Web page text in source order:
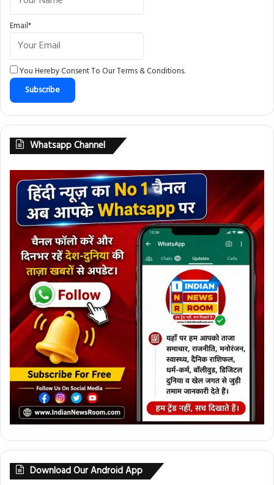
Email*
You Hereby Consent To OurTerms & Conditions.
Whatsapp Channel
Download Our Android App